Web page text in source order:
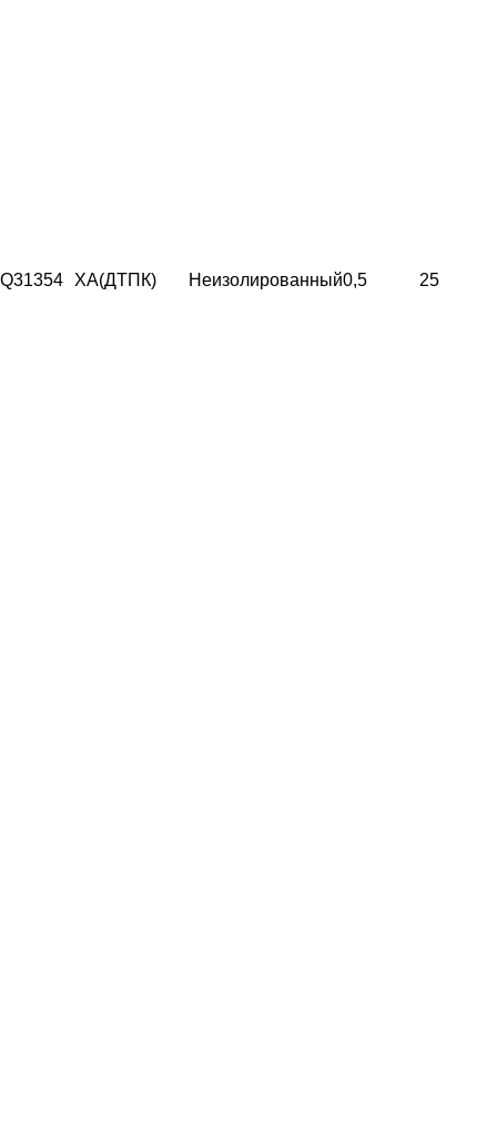
Q31354 ХА(ДТПК) Неизолированный0,5 25